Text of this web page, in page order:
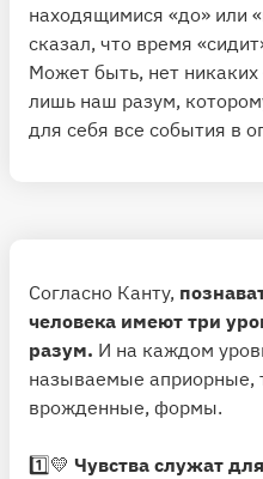
находящимися «до» или
сказал, что время
Может быть, нет никаких
лишь наш разум,
для себя все события в
Согласно Канту,
человека имеют три
разум. И на каждом
называемые априорные,
врожденные, формы.
1️⃣💛 Чувства служат